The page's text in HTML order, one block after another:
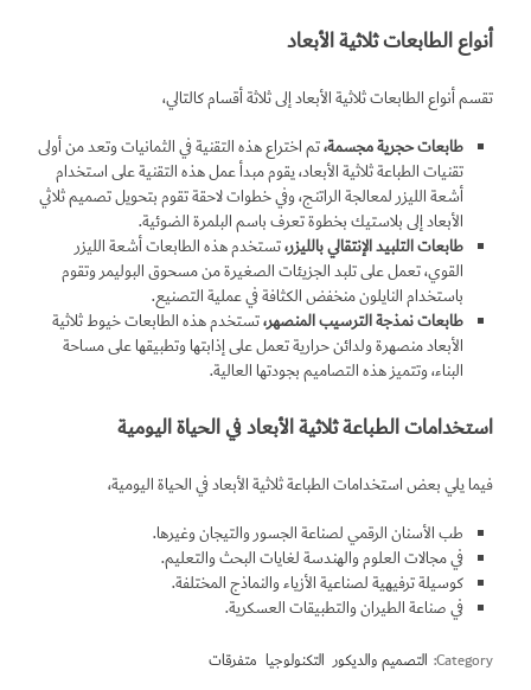
أنواع الطابعات ثلاثية الأبعاد
تقسم أنواع الطابعات ثلاثية الأبعاد إلى ثلاثة أقسام كالتالي،
طابعات حجرية مجسمة،تم اختراع هذه التقنية في الثمانيات وتعد من أولى
تقنيات الطباعة ثلاثية الأبعاد، يقوم مبدأ عمل هذه التقنية على استخدام
أشعة الليزر لمعالجة الراتنج، وفي خطوات لاحقة تقوم بتحويل تصميم ثلاثي
الأبعاد إلى بلاستيك بخطوة تعرف باسم البلمرة الضوئية.
طابعات التلبيد الإنتقالي بالليزر،تستخدم هذه الطابعات أشعة الليزر
القوي، تعمل على تلبد الجزيئات الصغيرة من مسحوق البوليمر وتقوم
باستخدام النايلون منخفض الكثافة في عملية التصنيع.
طابعات نمذجة الترسيب المنصهر،تستخدم هذه الطابعات خيوط ثلاثية
الأبعاد منصهرة ولدائن حرارية تعمل على إذابتها وتطبيقها على مساحة
البناء، وتتميز هذه التصاميم بجودتها العالية.
استخدامات الطباعة ثلاثية الأبعاد في الحياة اليومية
فيما يلي بعض استخدامات الطباعة ثلاثية الأبعاد في الحياة اليومية،
طب الأسنان الرقمي لصناعة الجسور والتيجان وغيرها.
في مجالات العلوم والهندسة لغايات البحث والتعليم.
كوسيلة ترفيهية لصناعية الأزياء والنماذج المختلفة.
في صناعة الطيران والتطبيقات العسكرية.
Category: التصميم والديكور التكنولوجيا متفرقات